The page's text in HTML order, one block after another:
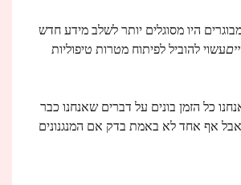
היו מסוגלים יותר לשלב מידע חדש
עשוי להוביל לפיתוח מטרות טיפוליות
כל הזמן בונים על דברים שאנחנו כבר
"אבל אף אחד לא באמת בדק אם המנגנונים